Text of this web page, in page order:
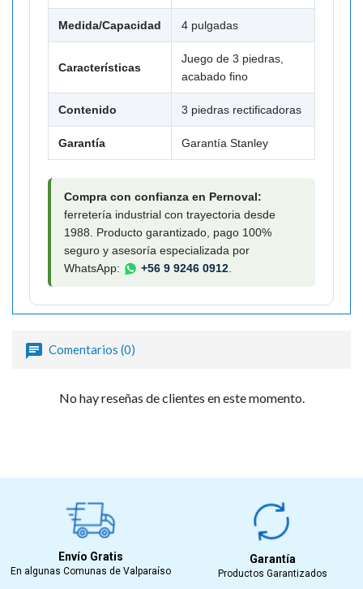
Medida/Capacidad 4 pulgadas
Características
Juego de 3 piedras,
acabado fino
Contenido 3 piedras rectificadoras
Garantía Garantía Stanley
Compra con confianza en Pernoval:
ferretería industrial con trayectoria desde
1988. Producto garantizado, pago 100%
seguro y asesoría especializada por
WhatsApp:
+56 9 9246 0912
Comentarios (0)
No hay reseñas de clientes en este momento.
Envío Gratis
En algunas Comunas de Valparaíso
Garantía
Productos Garantizados